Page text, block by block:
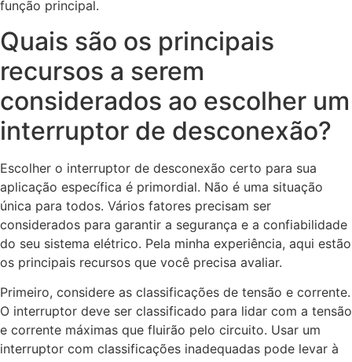
função principal.
Quais são os principais
recursos a serem
considerados ao escolher um
interruptor de desconexão?
Escolher o interruptor de desconexão certo para sua
aplicação específica é primordial. Não é uma situação
única para todos. Vários fatores precisam ser
considerados para garantir a segurança e a confiabilidade
do seu sistema elétrico. Pela minha experiência, aqui estão
os principais recursos que você precisa avaliar.
Primeiro, considere as classificações de tensão e corrente.
O interruptor deve ser classificado para lidar com a tensão
e corrente máximas que fluirão pelo circuito. Usar um
interruptor com classificações inadequadas pode levar à